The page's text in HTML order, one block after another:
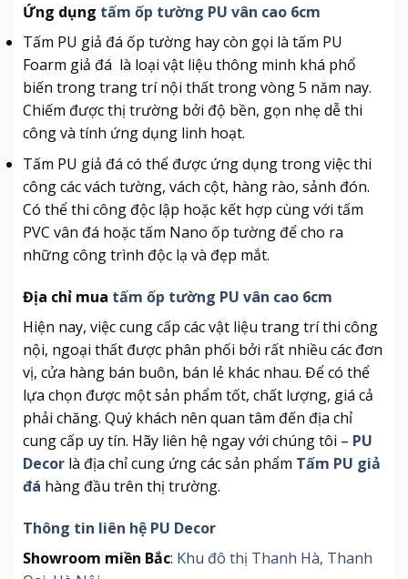
Ứng dụng tấm ốp tường PU vân cao 6cm
Tấm PU giả đá ốp tường hay còn gọi là tấm PU
Foarm giả đá là loại vật liệu thông minh khá phổ
biến trong trang trí nội thất trong vòng 5 năm nay.
Chiếm được thị trường bởi độ bền, gọn nhẹ dễ thi
công và tính ứng dụng linh hoạt.
Tấm PU giả đá có thể được ứng dụng trong việc thi
công các vách tường, vách cột, hàng rào, sảnh đón.
Có thể thi công độc lập hoặc kết hợp cùng với tấm
PVC vân đá hoặc tấm Nano ốp tường để cho ra
những công trình độc lạ và đẹp mắt.
Địa chỉ mua tấm ốp tường PU vân cao 6cm
Hiện nay, việc cung cấp các vật liệu trang trí thi công
nội, ngoại thất được phân phối bởi rất nhiều các đơn
vị, cửa hàng bán buôn, bán lẻ khác nhau. Để có thể
lựa chọn được một sản phẩm tốt, chất lượng, giá cả
phải chăng. Quý khách nên quan tâm đến địa chỉ
cung cấp uy tín. Hãy liên hệ ngay với chúng tôi – PU
Decor là địa chỉ cung ứng các sản phẩm Tấm PU giả
đá hàng đầu trên thị trường.
Thông tin liên hệ PU Decor
Showroom miền Bắc: Khu đô thị Thanh Hà, Thanh